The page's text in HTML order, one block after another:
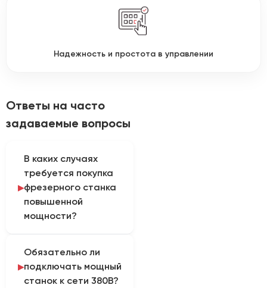
Надежность и простота в управлении
Ответы на часто
задаваемые вопросы
В каких случаях
требуется покупка
фрезерного станка
повышенной
мощности?
шпинделем от 4.5-6 кВт
и выше) необходимы для
высокоскоростного
Обязательно ли
подключать мощный
станок к сети 380В?